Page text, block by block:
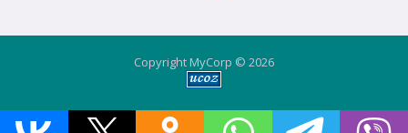
Copyright MyCorp © 2026